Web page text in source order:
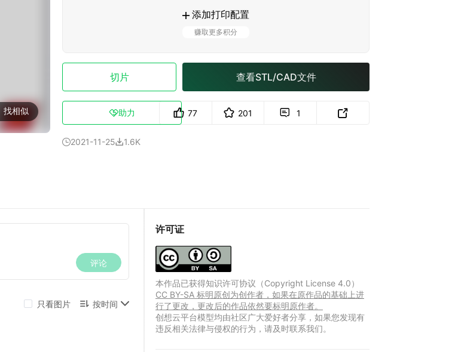
找相似
 添加打印配置
赚取更多积分
切片 查看STL/CAD文件
助力 77 201  1 
2021-11-251.6K
许可证
本作品已获得知识许可协议（Copyright License 4.0）
CC BY-SA 标明原创为创作者，如果在原作品的基础上进
行了更改，更改后的作品依然要标明原作者。
创想云平台模型均由社区广大爱好者分享，如果您发现有
违反相关法律与侵权的行为，请及时联系我们。